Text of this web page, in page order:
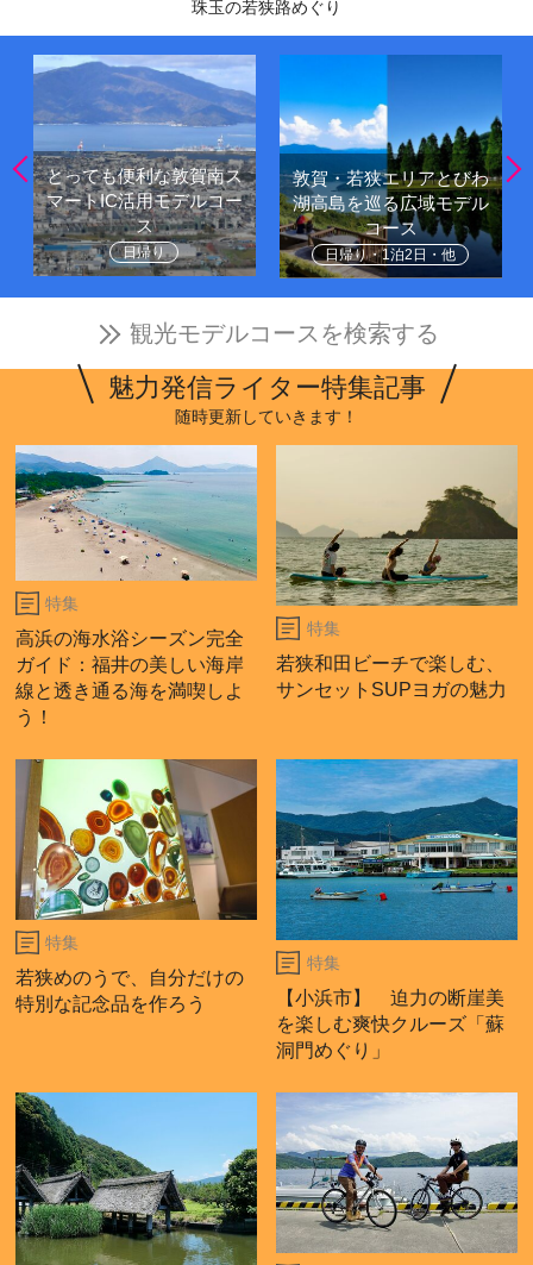
珠玉の若狭路めぐり
とっても便利な敦賀南ス
マートIC活用モデルコー
ス
日帰り
敦賀・若狭エリアとびわ
湖高島を巡る広域モデル
コース
日帰り・1泊2日・他
観光モデルコースを検索する
魅力発信ライター特集記事
随時更新していきます！
特集
高浜の海水浴シーズン完全
ガイド：福井の美しい海岸
線と透き通る海を満喫しよ
う！
特集
若狭和田ビーチで楽しむ、
サンセットSUPヨガの魅力
特集
若狭めのうで、自分だけの
特別な記念品を作ろう
特集
【小浜市】 迫力の断崖美
を楽しむ爽快クルーズ「蘇
洞門めぐり」